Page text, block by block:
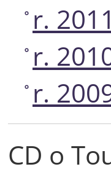
r. 2011
r.
r.
CD o